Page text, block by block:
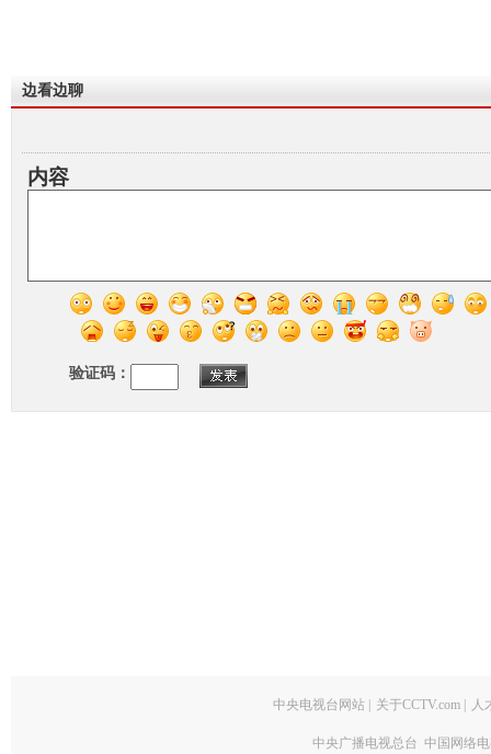
边看边聊
内容
验证码：
中央电视台网站 关于CCTV.com 人
中央广播电视总台 中国网络